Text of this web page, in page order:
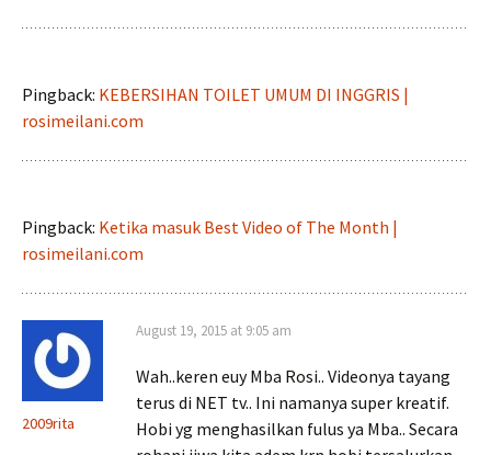
Pingback: KEBERSIHAN TOILET UMUM DI INGGRIS |
rosimeilani.com
Pingback: Ketika masuk Best Video of The Month |
rosimeilani.com
2009rita
August 19, 2015 at 9:05 am
Wah..keren euy Mba Rosi.. Videonya tayang
terus di NET tv.. Ini namanya super kreatif.
Hobi yg menghasilkan fulus ya Mba.. Secara